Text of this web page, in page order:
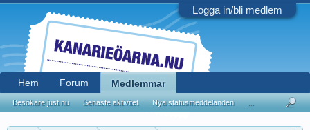
Logga in/bli medlem
Hem Forum Medlemmar
Besökare just nu Senaste aktivitet Nya statusmeddelanden ...